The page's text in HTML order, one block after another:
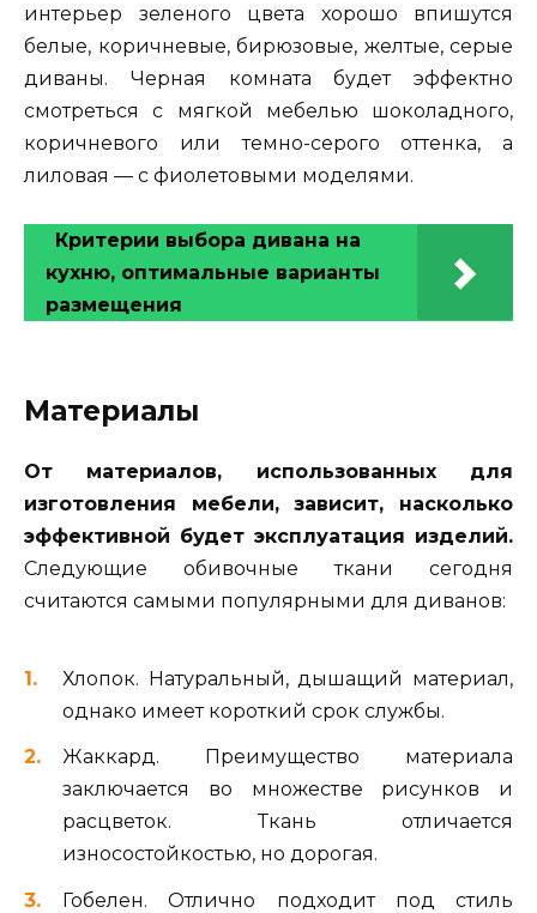
интерьер зеленого цвета хорошо впишутся
белые, коричневые, бирюзовые, желтые, серые
диваны. Черная комната будет эффектно
смотреться с мягкой мебелью шоколадного,
коричневого или темно-серого оттенка, а
лиловая — с фиолетовыми моделями.
Критерии выбора дивана на
кухню, оптимальные варианты
размещения
Материалы
От материалов, использованных для
изготовления мебели, зависит, насколько
эффективной будет эксплуатация изделий.
Следующие обивочные ткани сегодня
считаются самыми популярными для диванов:
Хлопок. Натуральный, дышащий материал,
однако имеет короткий срок службы.
Жаккард. Преимущество материала
заключается во множестве рисунков и
расцветок. Ткань отличается
износостойкостью, но дорогая.
Гобелен. Отлично подходит под стиль